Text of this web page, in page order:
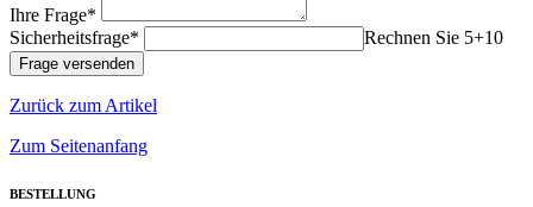
Ihre Frage*
Sicherheitsfrage*
Rechnen Sie 5+10
Zurück zum Artikel
Zum Seitenanfang
BESTELLUNG